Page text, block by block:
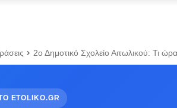
2ο Δημοτικό Σχολείο Αιτωλικού: Τι
ETOLIKO.GR